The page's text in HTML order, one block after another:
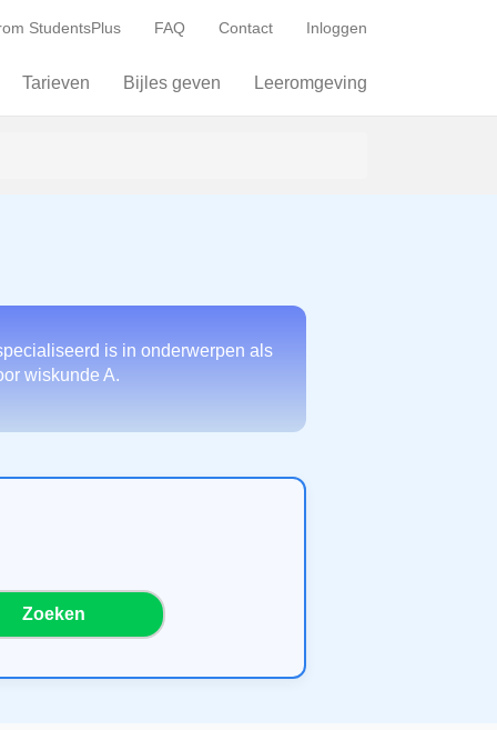
StudentsPlus FAQ Contact Inloggen
Tarieven Bijles geven Leeromgeving
is in onderwerpen als
wiskunde A.
Zoeken